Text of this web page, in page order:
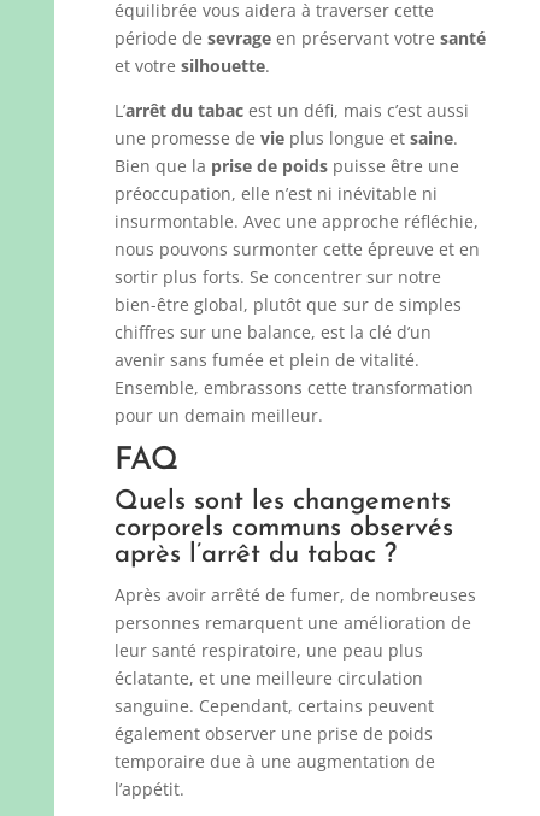
équilibrée vous aidera à traverser cette
période de sevrageen préservant votre santé
et votre silhouette.
L’arrêt du tabacest un défi, mais c’est aussi
une promesse de vieplus longue et saine.
Bien que la prise de poidspuisse être une
préoccupation, elle n’est ni inévitable ni
insurmontable. Avec une approche réfléchie,
nous pouvons surmonter cette épreuve et en
sortir plus forts. Se concentrer sur notre
bien-être global, plutôt que sur de simples
chiffres sur une balance, est la clé d’un
avenir sans fumée et plein de vitalité.
Ensemble, embrassons cette transformation
pour un demain meilleur.
FAQ
Quels sont les changements
corporels communs observés
après l’arrêt du tabac ?
Après avoir arrêté de fumer, de nombreuses
personnes remarquent une amélioration de
leur santé respiratoire, une peau plus
éclatante, et une meilleure circulation
sanguine. Cependant, certains peuvent
également observer une prise de poids
temporaire due à une augmentation de
l’appétit.